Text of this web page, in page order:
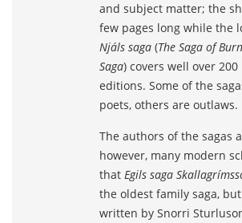
and subject matter; the
few pages long while the
Njáls saga (The Saga of
Saga) covers well over
editions. Some of the
poets, others are outlaws.
The authors of the sagas
however, many modern
that Egils saga
the oldest family saga,
written by Snorri